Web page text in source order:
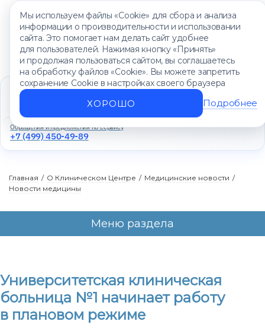
Мы используем файлы «Cookie» для сбора и анализа
информации о производительности и использовании
сайта. Это помогает нам делать сайт удобнее
для пользователей. Нажимая кнопку «Принять»
и продолжая пользоваться сайтом, вы соглашаетесь
на обработку файлов «Cookie». Вы можете запретить
сохранение Cookie в настройках своего браузера
ХОРОШО Подробнее
Единый контакт-центр
+7 (499) 450-88-89
Ежедневно с 8:00 до 20:00
Обращения и предложения по сервису
+7 (499) 450-49-89
Главная / О Клиническом Центре / Медицинские новости /
Новости медицины
Университетская клиническая
больница №1 начинает работу
в плановом режиме
Меню раздела